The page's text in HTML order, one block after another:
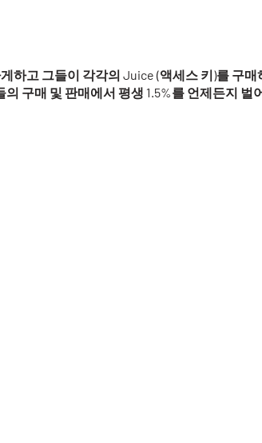
하고 그들이 각각의 Juice (액세스 키)를 구
구매 및 판매에서 평생 1.5%를 언제든지